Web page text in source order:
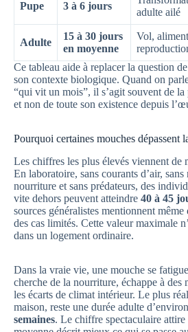
Pupe 3 à 6 jours
adulte ailé
Adulte
15 à 30 jours
en moyenne
Vol,
Ce tableau aide à replacer la question
son contexte biologique. Quand on
“qui vit un mois”, il s’agit souvent de la
et non de toute son existence depuis
Pourquoi certaines mouches dépassent
Les chiffres les plus élevés viennent de
En laboratoire, sans courants d’air, sans
nourriture et sans prédateurs, des
vite dehors peuvent atteindre 40 à 45
sources généralistes mentionnent même
des cas limités. Cette valeur maximale
dans un logement ordinaire.
Dans la vraie vie, une mouche se
cherche de la nourriture, échappe à des
les écarts de climat intérieur. Le plus
maison, reste une durée adulte d’environ
semaines. Le chiffre spectaculaire